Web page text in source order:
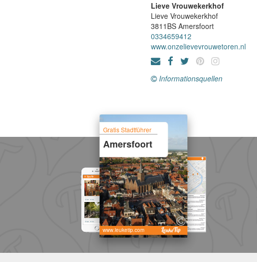
Lieve Vrouwekerkhof
Lieve Vrouwekerkhof
3811BS Amersfoort
0334659412
www.onzelievevrouwetoren.nl
Informationsquellen
Gratis Stadtführer
Amersfoort
www.leuketip.com